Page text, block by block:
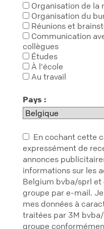
Organisation de la
Organisation du
Réunions et
Communication
collègues
Études
À l'école
Au travail
Pays :
En cochant cette
expressément de
annonces
informations sur les
Belgium bvba/sprl et
groupe par e-mail.
mes données à
traitées par 3M
groupe